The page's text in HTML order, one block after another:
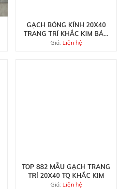
GẠCH BÓNG KÍNH 20X40
TRANG TRÍ KHẮC KIM BÁN
CHẠY NHẤT
Giá: Liện hệ
TOP 882 MẪU GẠCH TRANG
TRÍ 20X40 TQ KHẮC KIM
Giá: Liện hệ